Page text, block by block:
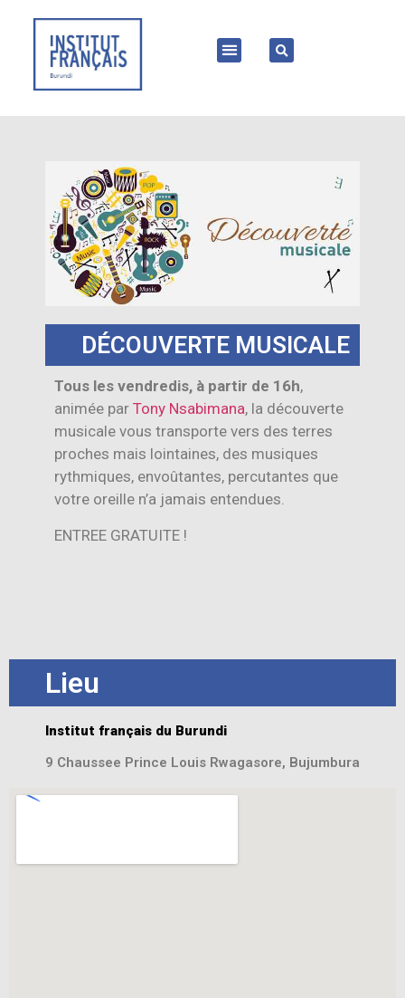
DÉCOUVERTE MUSICALE
Tous les vendredis, à partir de 16h,
animée par Tony Nsabimana, la découverte
musicale vous transporte vers des terres
proches mais lointaines, des musiques
rythmiques, envoûtantes, percutantes que
votre oreille n’a jamais entendues.
ENTREE GRATUITE !
Lieu
Institut français du Burundi
9 Chaussee Prince Louis Rwagasore, Bujumbura